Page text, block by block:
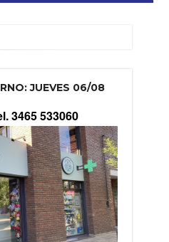
JUEVES 06/08
3465 533060